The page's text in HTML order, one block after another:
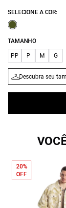
SELECIONE A COR:
TAMANHO
PP P M G
Descubra seu
20%
OFF